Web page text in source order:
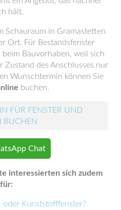
hält.
Schauraum in Gramastetten
Ort. Für Bestandsfenster
Bauvorhaben, weil sich
Zustand des Anschlusses nur
Wunschtermin können Sie
buchen.
FÜR FENSTER UND
BUCHEN
Chat
interessierten sich zudem
für:
oder Kunststofffenster?